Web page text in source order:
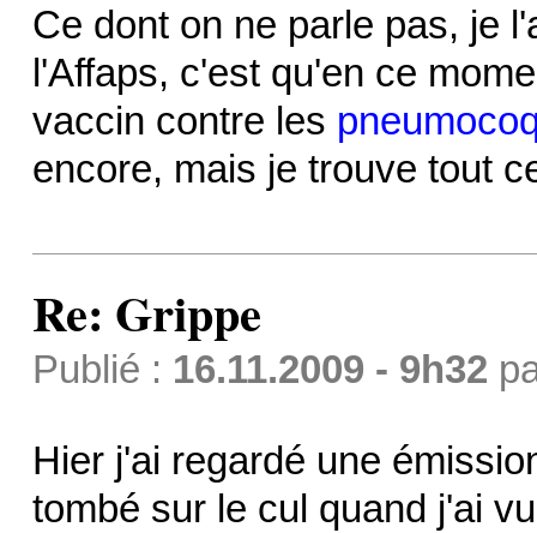
Ce dont on ne parle pas, je
l'Affaps, c'est qu'en ce
vaccin contre les
encore, mais je trouve tout
Re: Grippe
Publié : 16.11.2009 - 9h32
Hier j'ai regardé une
tombé sur le cul quand j'ai